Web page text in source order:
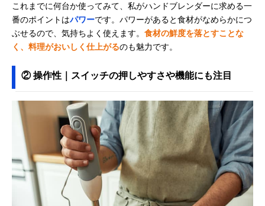
これまでに何台か使ってみて、私がハンドブレンダーに求める一
番のポイントはパワーです。パワーがあると食材がなめらかにつ
ぶせるので、気持ちよく使えます。 食材の鮮度を落とすことな
く、料理がおいしく仕上がるのも魅力です。
② 操作性｜スイッチの押しやすさや機能にも注目